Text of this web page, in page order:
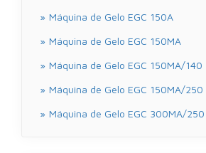
Máquina de Gelo EGC 150A
Máquina de Gelo EGC 150MA
Máquina de Gelo EGC 150MA/140
Máquina de Gelo EGC 150MA/250
Máquina de Gelo EGC 300MA/250